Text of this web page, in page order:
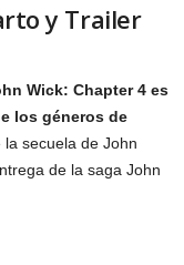
y Trailer
Wick: Chapter 4 es
los géneros de
la secuela de John
de la saga John